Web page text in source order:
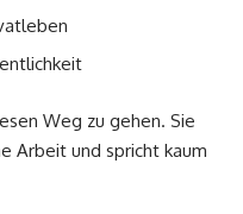
Weg zu gehen. Sie
Arbeit und spricht kaum